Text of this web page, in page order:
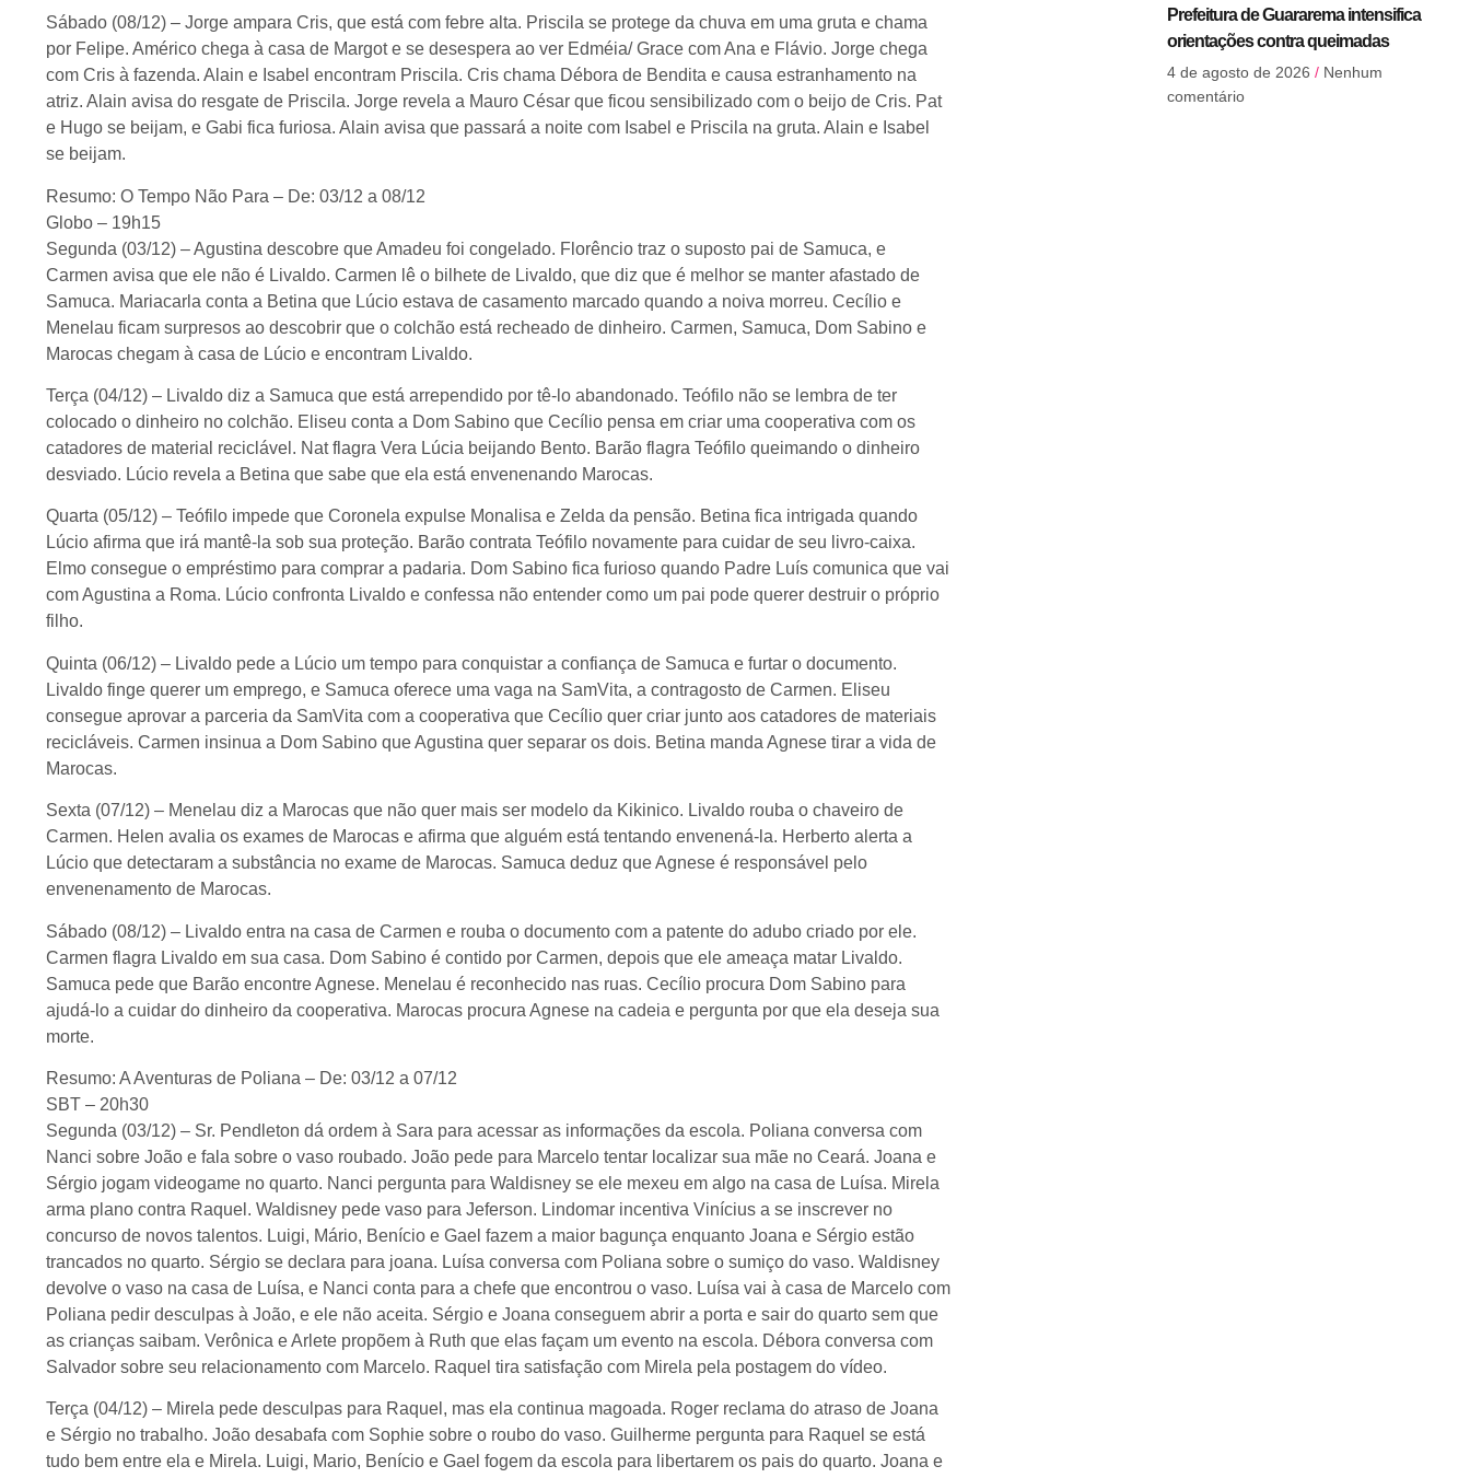
Sábado (08/12) – Jorge ampara Cris, que está com febre alta. Priscila se protege da chuva em uma gruta e chama
por Felipe. Américo chega à casa de Margot e se desespera ao ver Edméia/ Grace com Ana e Flávio. Jorge chega
com Cris à fazenda. Alain e Isabel encontram Priscila. Cris chama Débora de Bendita e causa estranhamento na
atriz. Alain avisa do resgate de Priscila. Jorge revela a Mauro César que ficou sensibilizado com o beijo de Cris. Pat
e Hugo se beijam, e Gabi fica furiosa. Alain avisa que passará a noite com Isabel e Priscila na gruta. Alain e Isabel
se beijam.
Resumo: O Tempo Não Para – De: 03/12 a 08/12
Globo – 19h15
Segunda (03/12) – Agustina descobre que Amadeu foi congelado. Florêncio traz o suposto pai de Samuca, e
Carmen avisa que ele não é Livaldo. Carmen lê o bilhete de Livaldo, que diz que é melhor se manter afastado de
Samuca. Mariacarla conta a Betina que Lúcio estava de casamento marcado quando a noiva morreu. Cecílio e
Menelau ficam surpresos ao descobrir que o colchão está recheado de dinheiro. Carmen, Samuca, Dom Sabino e
Marocas chegam à casa de Lúcio e encontram Livaldo.
Terça (04/12) – Livaldo diz a Samuca que está arrependido por tê-lo abandonado. Teófilo não se lembra de ter
colocado o dinheiro no colchão. Eliseu conta a Dom Sabino que Cecílio pensa em criar uma cooperativa com os
catadores de material reciclável. Nat flagra Vera Lúcia beijando Bento. Barão flagra Teófilo queimando o dinheiro
desviado. Lúcio revela a Betina que sabe que ela está envenenando Marocas.
Quarta (05/12) – Teófilo impede que Coronela expulse Monalisa e Zelda da pensão. Betina fica intrigada quando
Lúcio afirma que irá mantê-la sob sua proteção. Barão contrata Teófilo novamente para cuidar de seu livro-caixa.
Elmo consegue o empréstimo para comprar a padaria. Dom Sabino fica furioso quando Padre Luís comunica que vai
com Agustina a Roma. Lúcio confronta Livaldo e confessa não entender como um pai pode querer destruir o próprio
filho.
Quinta (06/12) – Livaldo pede a Lúcio um tempo para conquistar a confiança de Samuca e furtar o documento.
Livaldo finge querer um emprego, e Samuca oferece uma vaga na SamVita, a contragosto de Carmen. Eliseu
consegue aprovar a parceria da SamVita com a cooperativa que Cecílio quer criar junto aos catadores de materiais
recicláveis. Carmen insinua a Dom Sabino que Agustina quer separar os dois. Betina manda Agnese tirar a vida de
Marocas.
Sexta (07/12) – Menelau diz a Marocas que não quer mais ser modelo da Kikinico. Livaldo rouba o chaveiro de
Carmen. Helen avalia os exames de Marocas e afirma que alguém está tentando envenená-la. Herberto alerta a
Lúcio que detectaram a substância no exame de Marocas. Samuca deduz que Agnese é responsável pelo
envenenamento de Marocas.
Sábado (08/12) – Livaldo entra na casa de Carmen e rouba o documento com a patente do adubo criado por ele.
Carmen flagra Livaldo em sua casa. Dom Sabino é contido por Carmen, depois que ele ameaça matar Livaldo.
Samuca pede que Barão encontre Agnese. Menelau é reconhecido nas ruas. Cecílio procura Dom Sabino para
ajudá-lo a cuidar do dinheiro da cooperativa. Marocas procura Agnese na cadeia e pergunta por que ela deseja sua
morte.
Resumo: A Aventuras de Poliana – De: 03/12 a 07/12
SBT – 20h30
Segunda (03/12) – Sr. Pendleton dá ordem à Sara para acessar as informações da escola. Poliana conversa com
Nanci sobre João e fala sobre o vaso roubado. João pede para Marcelo tentar localizar sua mãe no Ceará. Joana e
Sérgio jogam videogame no quarto. Nanci pergunta para Waldisney se ele mexeu em algo na casa de Luísa. Mirela
arma plano contra Raquel. Waldisney pede vaso para Jeferson. Lindomar incentiva Vinícius a se inscrever no
concurso de novos talentos. Luigi, Mário, Benício e Gael fazem a maior bagunça enquanto Joana e Sérgio estão
trancados no quarto. Sérgio se declara para joana. Luísa conversa com Poliana sobre o sumiço do vaso. Waldisney
devolve o vaso na casa de Luísa, e Nanci conta para a chefe que encontrou o vaso. Luísa vai à casa de Marcelo com
Poliana pedir desculpas à João, e ele não aceita. Sérgio e Joana conseguem abrir a porta e sair do quarto sem que
as crianças saibam. Verônica e Arlete propõem à Ruth que elas façam um evento na escola. Débora conversa com
Salvador sobre seu relacionamento com Marcelo. Raquel tira satisfação com Mirela pela postagem do vídeo.
Terça (04/12) – Mirela pede desculpas para Raquel, mas ela continua magoada. Roger reclama do atraso de Joana
e Sérgio no trabalho. João desabafa com Sophie sobre o roubo do vaso. Guilherme pergunta para Raquel se está
tudo bem entre ela e Mirela. Luigi, Mario, Benício e Gael fogem da escola para libertarem os pais do quarto. Joana e
Prefeitura de Guararema intensifica
orientações contra queimadas
4 de agosto de 2026 Nenhum
comentário